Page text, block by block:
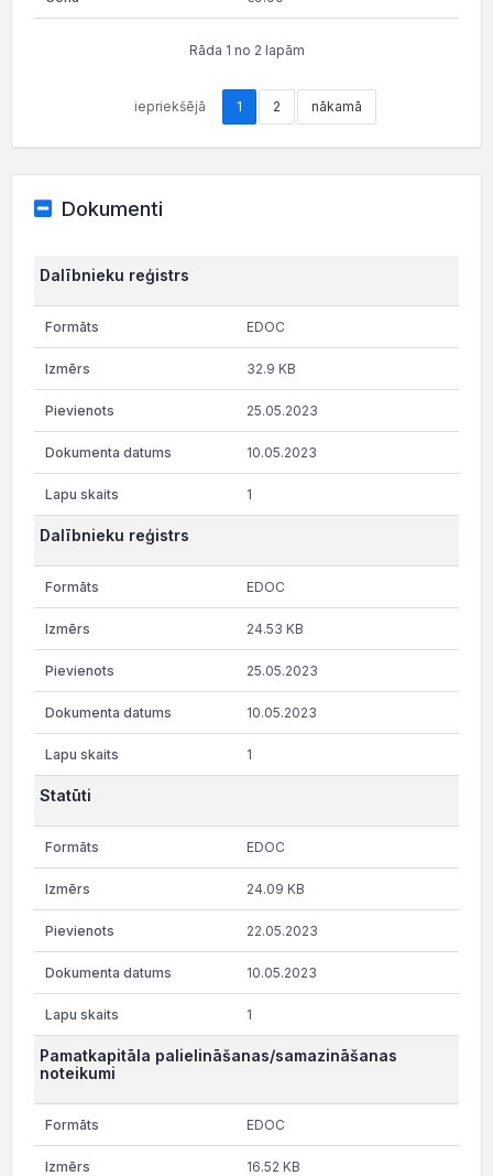
Rāda 1 no 2 lapām
iepriekšējā 1 2 nākamā
Dokumenti
Dalībnieku reģistrs
EDOC
32.9 KB
25.05.2023
10.05.2023
1
Dalībnieku reģistrs
EDOC
24.53 KB
25.05.2023
10.05.2023
1
Statūti
EDOC
24.09 KB
22.05.2023
10.05.2023
1
Pamatkapitāla palielināšanas/samazināšanas
noteikumi
EDOC
16.52 KB